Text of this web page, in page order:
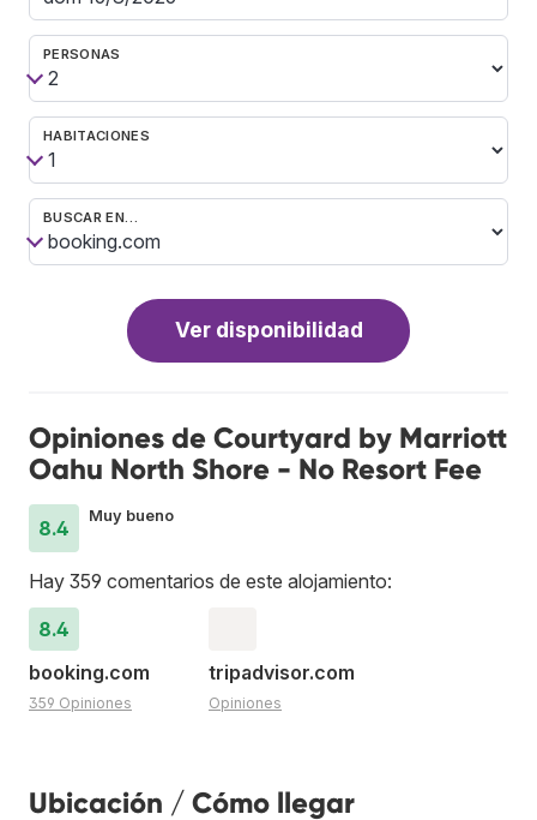
PERSONAS
HABITACIONES
BUSCAR EN…
Ver disponibilidad
Opiniones de Courtyard by Marriott
Oahu North Shore - No Resort Fee
8.4
Muy bueno
Hay 359 comentarios de este alojamiento:
8.4
booking.com
359 Opiniones
tripadvisor.com
Opiniones
Ubicación / Cómo llegar